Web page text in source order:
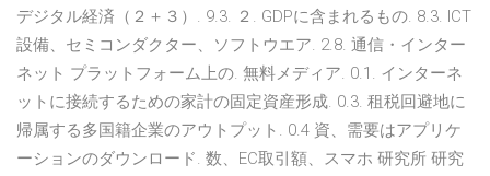
デジタル経済（２＋３）. 9.3. ２. GDPに含まれるもの. 8.3. ICT
設備、セミコンダクター、ソフトウエア. 2.8. 通信・インター
ネット プラットフォーム上の. 無料メディア. 0.1. インターネ
ットに接続するための家計の固定資産形成. 0.3. 租税回避地に
帰属する多国籍企業のアウトプット. 0.4 資、需要はアプリケ
ーションのダウンロード. 数、EC取引額、スマホ 研究所 研究